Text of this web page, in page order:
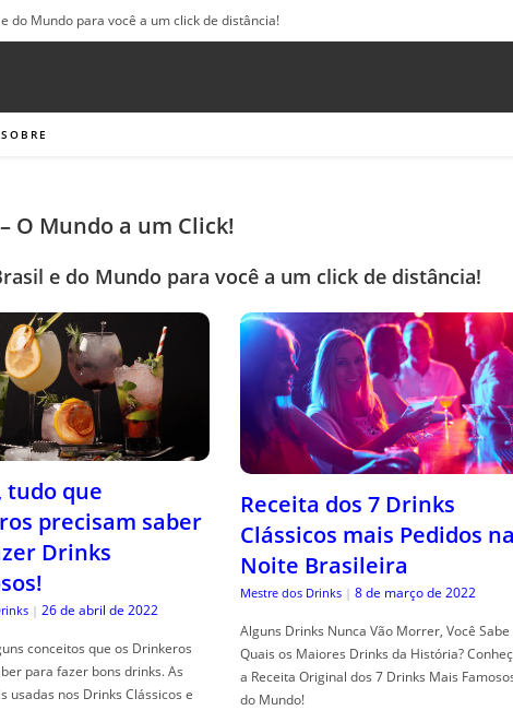
do Mundo para você a um click de distância!
SOBRE
O Mundo a um Click!
e do Mundo para você a um click de distância!
tudo que
precisam saber
Drinks
| 26 de abril de 2022
conceitos que os Drinkeros
para fazer bons drinks. As
usadas nos Drinks Clássicos e
Receita dos 7 Drinks
Clássicos mais Pedidos
Noite Brasileira
Mestre dos Drinks | 8 de março de 2022
Alguns Drinks Nunca Vão Morrer, Você Sabe
Quais os Maiores Drinks da História?
a Receita Original dos 7 Drinks Mais
do Mundo!